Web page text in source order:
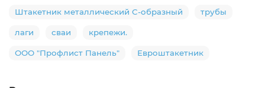
Штакетник металлический С-образный трубы
лаги сваи крепежи.
ООО "Профлист Панель" Евроштакетник